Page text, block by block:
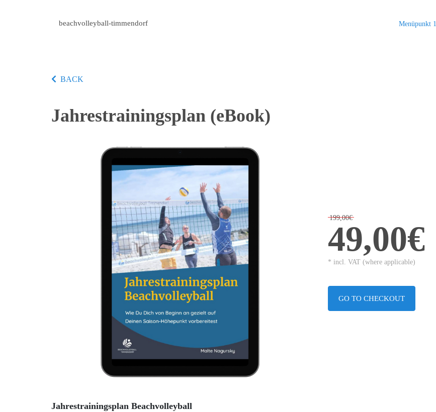
beachvolleyball-timmendorf Menüpunkt 1
BACK
Jahrestrainingsplan (eBook)
199,00€
49,00€
* incl. VAT (where applicable)
GO TO CHECKOUT
Jahrestrainingsplan Beachvolleyball